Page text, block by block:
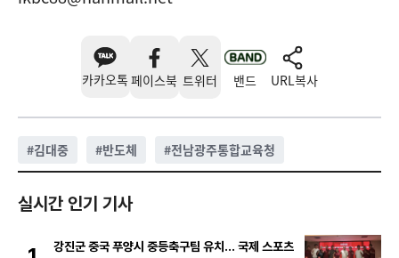
카카오톡 페이스북 트위터 밴드 URL복사
#김대중 #반도체 #전남광주통합교육청
실시간 인기 기사
강진군 중국 푸양시 중등축구팀 유치… 국제 스포츠